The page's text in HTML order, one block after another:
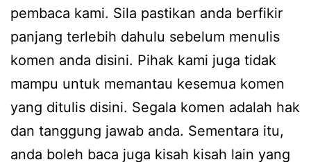
pembaca kami. Sila pastikan anda berfikir
panjang terlebih dahulu sebelum menulis
komen anda disini. Pihak kami juga tidak
mampu untuk memantau kesemua komen
yang ditulis disini. Segala komen adalah hak
dan tanggung jawab anda. Sementara itu,
anda boleh baca juga kisah kisah lain yang